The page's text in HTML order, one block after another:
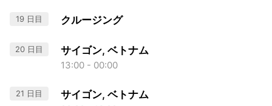
19 日目 クルージング
20 日目 サイゴン, ベトナム
13:00 - 00:00
21 日目 サイゴン, ベトナム